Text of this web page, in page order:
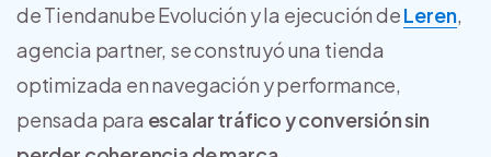
de Tiendanube Evolución y la ejecución deLeren,
agencia partner, se construyó una tienda
optimizada en navegación y performance,
pensada para escalar tráfico y conversión sin